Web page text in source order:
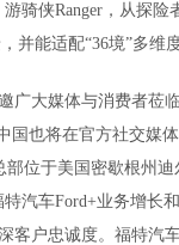
骑侠Ranger，从探
并能适配“36境”多
广大媒体与消费者莅
国也将在官方社交媒
部位于美国密歇根州
汽车Ford+业务增
客户忠诚度。福特汽